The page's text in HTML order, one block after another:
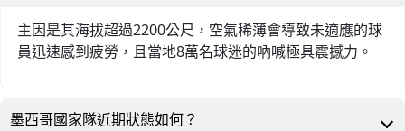
主因是其海拔超過2200公尺，空氣稀薄會導致未適應的球
員迅速感到疲勞，且當地8萬名球迷的吶喊極具震撼力。
墨西哥國家隊近期狀態如何？